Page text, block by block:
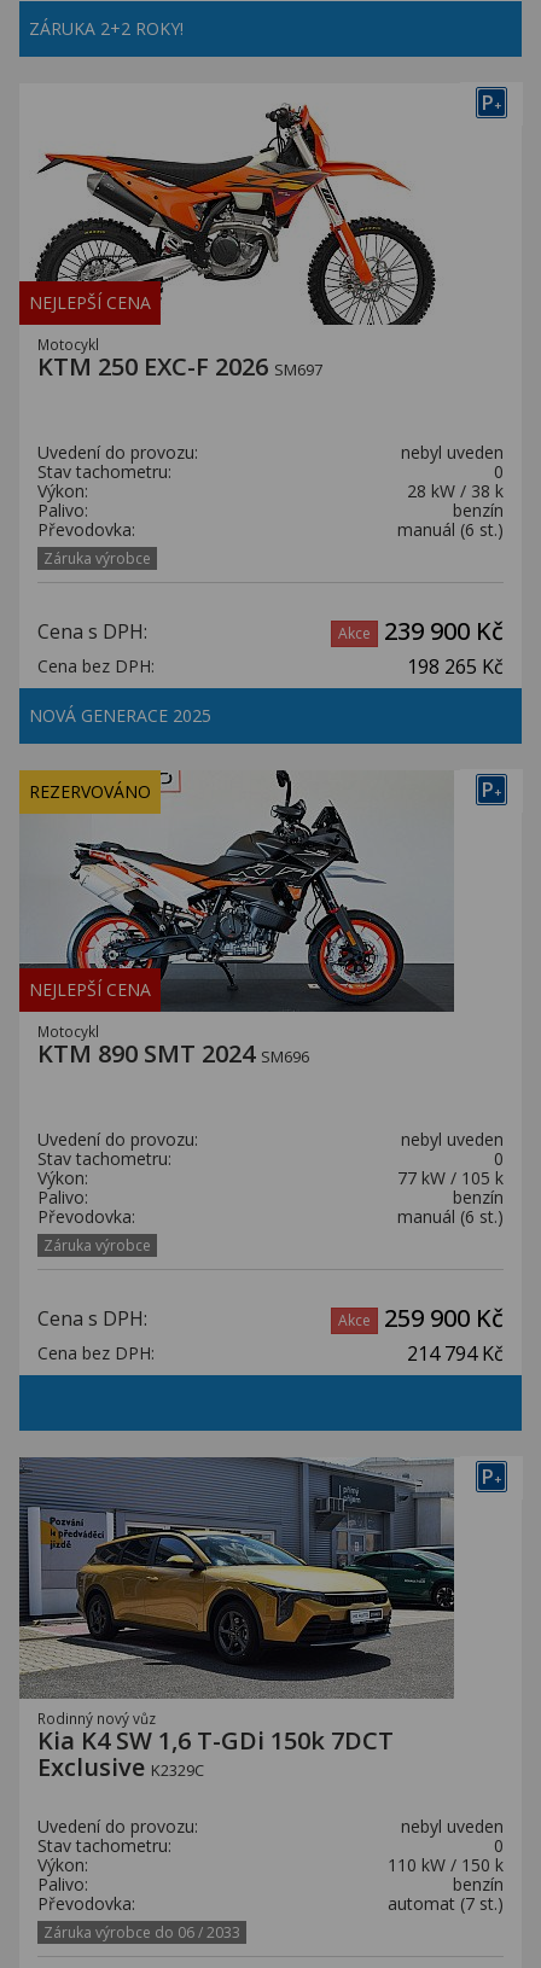
ZÁRUKA 2+2 ROKY!
P+
NEJLEPŠÍ CENA
Motocykl
KTM 250 EXC-F 2026 SM697
Uvedení do provozu:
nebyl uveden
Stav tachometru:
0
Výkon:
28 kW / 38 k
Palivo:
benzín
Převodovka:
manuál (6 st.)
Záruka výrobce
Cena s DPH: Akce 239 900 Kč
Cena bez DPH: 198 265 Kč
NOVÁ GENERACE 2025
P+
REZERVOVÁNO
NEJLEPŠÍ CENA
Motocykl
KTM 890 SMT 2024 SM696
Uvedení do provozu:
nebyl uveden
Stav tachometru:
0
Výkon:
77 kW / 105 k
Palivo:
benzín
Převodovka:
manuál (6 st.)
Záruka výrobce
Cena s DPH: Akce 259 900 Kč
Cena bez DPH: 214 794 Kč
P+
Rodinný nový vůz
Kia K4 SW 1,6 T-GDi 150k 7DCT
Exclusive K2329C
Uvedení do provozu:
nebyl uveden
Stav tachometru:
0
Výkon:
110 kW / 150 k
Palivo:
benzín
Převodovka:
automat (7 st.)
Záruka výrobce do 06 / 2033